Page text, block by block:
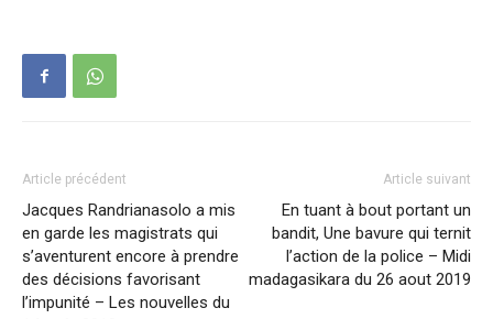
Article précédent
Jacques Randrianasolo a mis
en garde les magistrats qui
s’aventurent encore à prendre
des décisions favorisant
l’impunité – Les nouvelles du
Article suivant
En tuant à bout portant un
bandit, Une bavure qui ternit
l’action de la police – Midi
madagasikara du 26 aout 2019